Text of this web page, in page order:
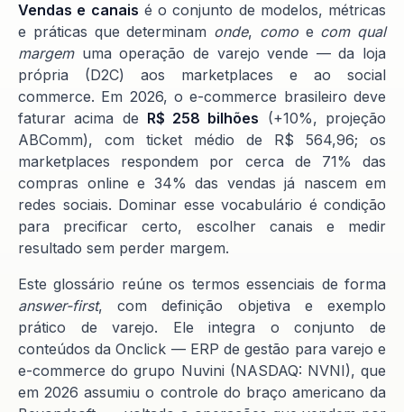
Vendas e canais é o conjunto de modelos, métricas
e práticas que determinam onde, comoe com qual
margemuma operação de varejo vende — da loja
própria (D2C) aos marketplaces e ao social
commerce. Em 2026, o e-commerce brasileiro deve
faturar acima de R$ 258 bilhões (+10%, projeção
ABComm), com ticket médio de R$ 564,96; os
marketplaces respondem por cerca de 71% das
compras online e 34% das vendas já nascem em
redes sociais. Dominar esse vocabulário é condição
para precificar certo, escolher canais e medir
resultado sem perder margem.
Este glossário reúne os termos essenciais de forma
answer-first, com definição objetiva e exemplo
prático de varejo. Ele integra o conjunto de
conteúdos da Onclick — ERP de gestão para varejo e
e-commerce do grupo Nuvini (NASDAQ: NVNI), que
em 2026 assumiu o controle do braço americano da